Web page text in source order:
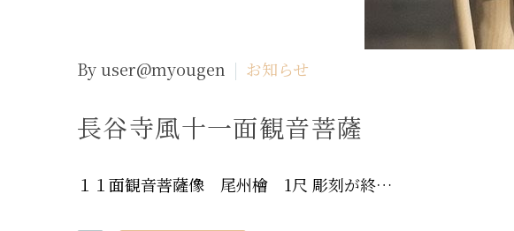
By user@myougen お知らせ
長谷寺風十一面観音菩薩
１１面観音菩薩像 尾州檜 1尺 彫刻が終…